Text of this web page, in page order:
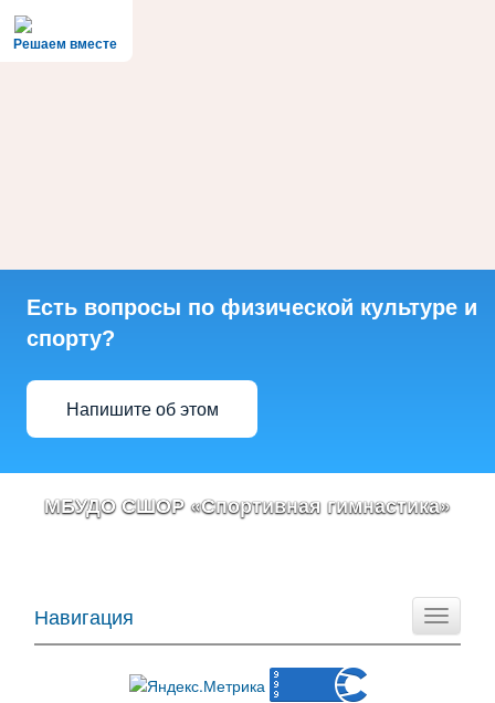
Решаем вместе
Есть вопросы по физической культуре и
спорту?
Напишите об этом
МБУДО СШОР «Спортивная гимнастика»
Toggle
Навигация